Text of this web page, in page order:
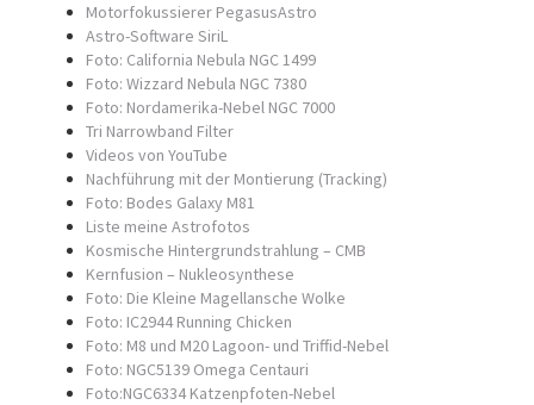
Motorfokussierer PegasusAstro
Astro-Software SiriL
Foto: California Nebula NGC 1499
Foto: Wizzard Nebula NGC 7380
Foto: Nordamerika-Nebel NGC 7000
Tri Narrowband Filter
Videos von YouTube
Nachführung mit der Montierung (Tracking)
Foto: Bodes Galaxy M81
Liste meine Astrofotos
Kosmische Hintergrundstrahlung – CMB
Kernfusion – Nukleosynthese
Foto: Die Kleine Magellansche Wolke
Foto: IC2944 Running Chicken
Foto: M8 und M20 Lagoon- und Triffid-Nebel
Foto: NGC5139 Omega Centauri
Foto:NGC6334 Katzenpfoten-Nebel